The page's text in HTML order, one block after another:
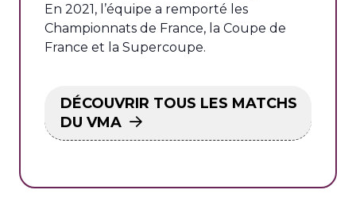
En 2021, l’équipe a remporté les
Championnats de France, la Coupe de
France et la Supercoupe.
DÉCOUVRIR TOUS LES MATCHS
DU VMA